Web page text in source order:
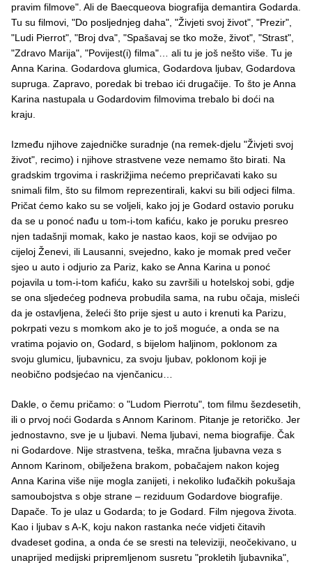
pravim filmove". Ali de Baecqueova biografija demantira Godarda.
Tu su filmovi, "Do posljednjeg daha", "Živjeti svoj život", "Prezir",
"Ludi Pierrot", "Broj dva", "Spašavaj se tko može, život", "Strast",
"Zdravo Marija", "Povijest(i) filma"… ali tu je još nešto više. Tu je
Anna Karina. Godardova glumica, Godardova ljubav, Godardova
supruga. Zapravo, poredak bi trebao ići drugačije. To što je Anna
Karina nastupala u Godardovim filmovima trebalo bi doći na
kraju.
Između njihove zajedničke suradnje (na remek-djelu "Živjeti svoj
život", recimo) i njihove strastvene veze nemamo što birati. Na
gradskim trgovima i raskrižjima nećemo prepričavati kako su
snimali film, što su filmom reprezentirali, kakvi su bili odjeci filma.
Pričat ćemo kako su se voljeli, kako joj je Godard ostavio poruku
da se u ponoć nađu u tom-i-tom kafiću, kako je poruku presreo
njen tadašnji momak, kako je nastao kaos, koji se odvijao po
cijeloj Ženevi, ili Lausanni, svejedno, kako je momak pred večer
sjeo u auto i odjurio za Pariz, kako se Anna Karina u ponoć
pojavila u tom-i-tom kafiću, kako su završili u hotelskoj sobi, gdje
se ona sljedećeg podneva probudila sama, na rubu očaja, misleći
da je ostavljena, želeći što prije sjest u auto i krenuti ka Parizu,
pokrpati vezu s momkom ako je to još moguće, a onda se na
vratima pojavio on, Godard, s bijelom haljinom, poklonom za
svoju glumicu, ljubavnicu, za svoju ljubav, poklonom koji je
neobično podsjećao na vjenčanicu…
Dakle, o čemu pričamo: o "Ludom Pierrotu", tom filmu šezdesetih,
ili o prvoj noći Godarda s Annom Karinom. Pitanje je retoričko. Jer
jednostavno, sve je u ljubavi. Nema ljubavi, nema biografije. Čak
ni Godardove. Nije strastvena, teška, mračna ljubavna veza s
Annom Karinom, obilježena brakom, pobačajem nakon kojeg
Anna Karina više nije mogla zanijeti, i nekoliko luđačkih pokušaja
samoubojstva s obje strane – reziduum Godardove biografije.
Dapače. To je ulaz u Godarda; to je Godard. Film njegova života.
Kao i ljubav s A-K, koju nakon rastanka neće vidjeti čitavih
dvadeset godina, a onda će se sresti na televiziji, neočekivano, u
unaprijed medijski pripremljenom susretu "prokletih ljubavnika",